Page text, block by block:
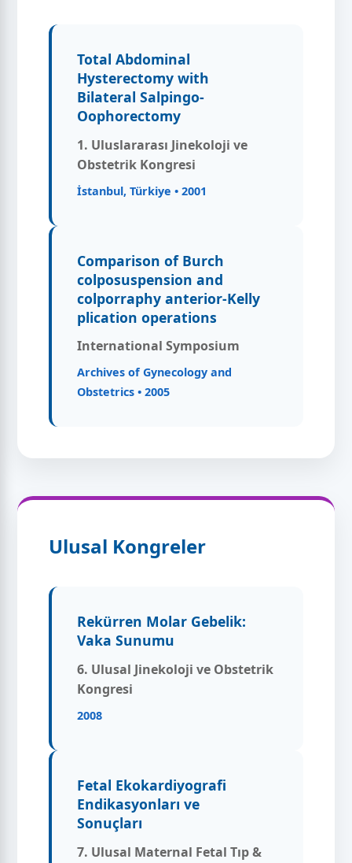
Total Abdominal
Hysterectomy with
Bilateral Salpingo-
Oophorectomy
1. Uluslararası Jinekoloji ve
Obstetrik Kongresi
İstanbul, Türkiye • 2001
Comparison of Burch
colposuspension and
colporraphy anterior-Kelly
plication operations
International Symposium
Archives of Gynecology and
Obstetrics • 2005
Ulusal Kongreler
Rekürren Molar Gebelik:
Vaka Sunumu
6. Ulusal Jinekoloji ve Obstetrik
Kongresi
2008
Fetal Ekokardiyografi
Endikasyonları ve
Sonuçları
7. Ulusal Maternal Fetal Tıp &